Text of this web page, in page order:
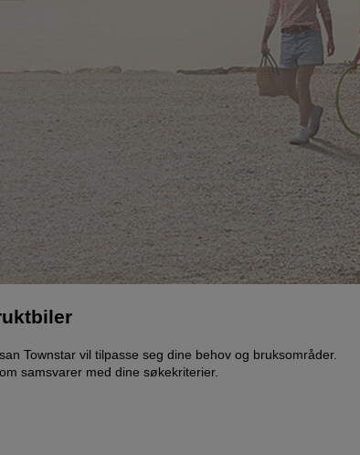
Townstar vil tilpasse seg dine behov og bruksområder.
samsvarer med dine søkekriterier.